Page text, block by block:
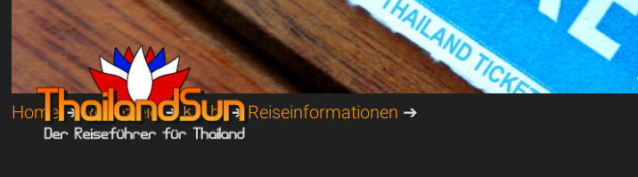
Home➔Reiseziele➔Krabi➔Reiseinformationen ➔